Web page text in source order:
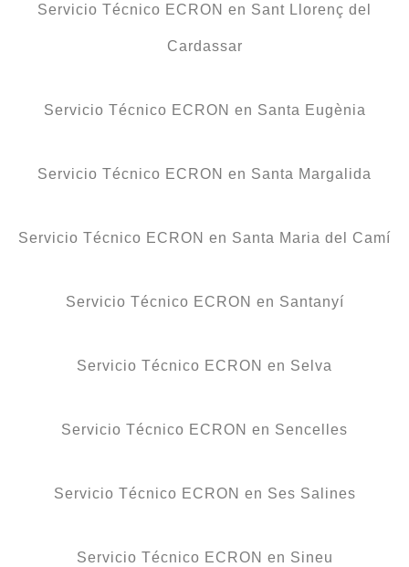
Servicio Técnico ECRON en Sant Llorenç del
Cardassar
Servicio Técnico ECRON en Santa Eugènia
Servicio Técnico ECRON en Santa Margalida
Servicio Técnico ECRON en Santa Maria del Camí
Servicio Técnico ECRON en Santanyí
Servicio Técnico ECRON en Selva
Servicio Técnico ECRON en Sencelles
Servicio Técnico ECRON en Ses Salines
Servicio Técnico ECRON en Sineu